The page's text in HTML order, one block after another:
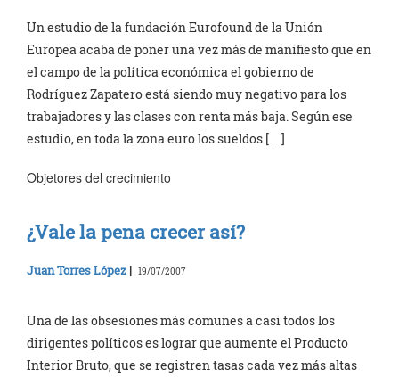
Un estudio de la fundación Eurofound de la Unión
Europea acaba de poner una vez más de manifiesto que en
el campo de la política económica el gobierno de
Rodríguez Zapatero está siendo muy negativo para los
trabajadores y las clases con renta más baja. Según ese
estudio, en toda la zona euro los sueldos […]
Objetores del crecimiento
¿Vale la pena crecer así?
Juan Torres López | 19/07/2007
Una de las obsesiones más comunes a casi todos los
dirigentes políticos es lograr que aumente el Producto
Interior Bruto, que se registren tasas cada vez más altas